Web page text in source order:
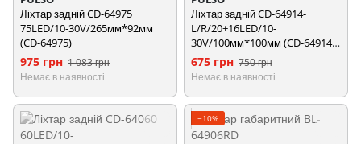
Ліхтар задній CD-64975
75LED/10-30V/265мм*92мм
(CD-64975)
975 грн 1 083 грн
Немає в наявності
Ліхтар задній CD-64914-
L/R/20+16LED/10-
30V/100мм*100мм (CD-64914-
L/R)
675 грн 750 грн
Немає в наявності
−10%